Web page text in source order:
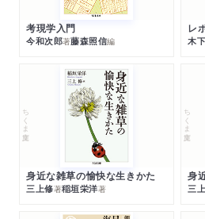
考現学入門
今和次郎著藤森照信編
レ
木
ちくま文庫
身近な雑草の愉快な生きかた
三上修著稲垣栄洋著
ちくま文庫
身
三